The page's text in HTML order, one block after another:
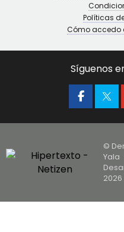
Políticas
Cómo accedo
Síguenos
©
Yala
2026